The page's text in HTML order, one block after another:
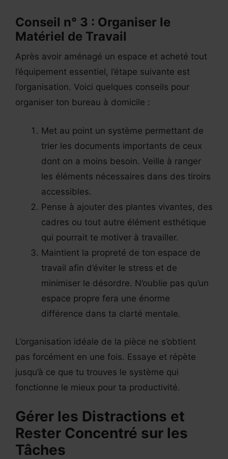
Conseil n° 3 : Organiser le
Matériel de Travail
Après avoir aménagé un espace et acheté tout
l’équipement essentiel, l’étape suivante est
l’organisation. Voici quelques conseils pour
organiser ton bureau à domicile :
Met au point un système permettant de
trier les documents importants de ceux
dont on a moins besoin. Veille à ranger
les éléments nécessaires dans des tiroirs
accessibles.
Pense à ajouter des plantes vivantes, des
cadres ou tout autre élément esthétique
qui pourrait te motiver à travailler.
Maintient la propreté de ton espace de
travail afin d’éviter le stress et de
minimiser le désordre. N’oublie pas qu’un
espace propre fera une énorme
différence dans ta clarté mentale.
L’organisation idéale de la pièce ne s’obtient
pas forcément en une fois. Essaye et répète
jusqu’à ce que tu trouves le système qui
fonctionne le mieux pour ta productivité.
Gérer les Distractions et
Rester Concentré sur les
Tâches